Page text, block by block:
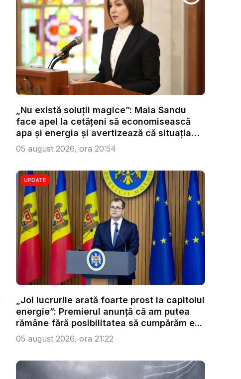
„Nu există soluții magice”: Maia Sandu
face apel la cetățeni să economisească
apa și energia și avertizează că situația
s...
05 august 2026, ora 20:54
UPDATE
„Joi lucrurile arată foarte prost la capitolul
energie”: Premierul anunță că am putea
rămâne fără posibilitatea să cumpărăm e...
05 august 2026, ora 21:22